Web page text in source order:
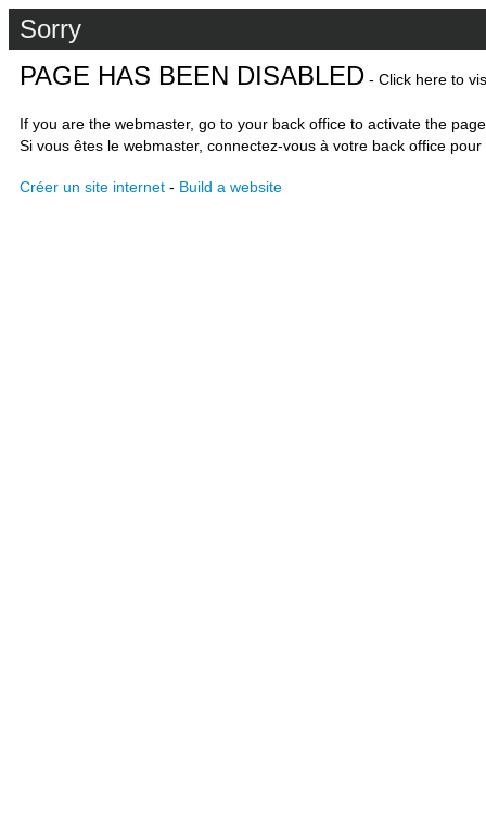
Sorry
PAGE HAS BEEN DISABLED - Click here to
If you are the webmaster, go to your back office to activate the
Si vous êtes le webmaster, connectez-vous à votre back office
Créer un site internet - Build a website